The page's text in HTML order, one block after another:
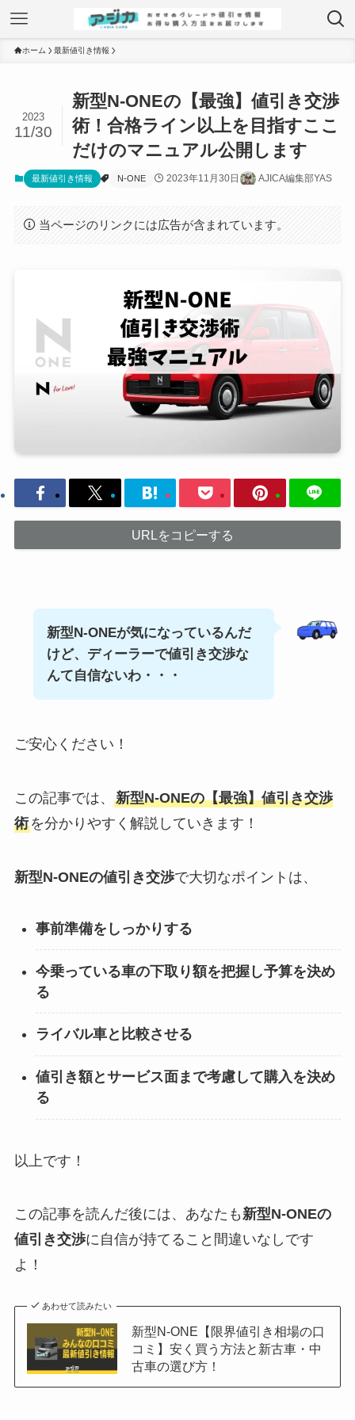
ホーム 最新値引き情報
新型N-ONEの【最強】値引き交渉
術！合格ライン以上を目指すここ
だけのマニュアル公開します
2023
11/30
最新値引き情報 N-ONE 2023年11月30日 AJICA編集部YAS
当ページのリンクには広告が含まれています。
URLをコピーする
新型N-ONEが気になっているんだ
けど、ディーラーで値引き交渉な
んて自信ないわ・・・
ご安心ください！
この記事では、 新型N-ONEの【最強】値引き交渉
術を分かりやすく解説していきます！
新型N-ONEの値引き交渉で大切なポイントは、
事前準備をしっかりする
今乗っている車の下取り額を把握し予算を決め
る
ライバル車と比較させる
値引き額とサービス面まで考慮して購入を決め
る
以上です！
この記事を読んだ後には、あなたも新型N-ONEの
値引き交渉に自信が持てること間違いなしです
よ！
あわせて読みたい
新型N-ONE【限界値引き相場の口
コミ】安く買う方法と新古車・中
古車の選び方！